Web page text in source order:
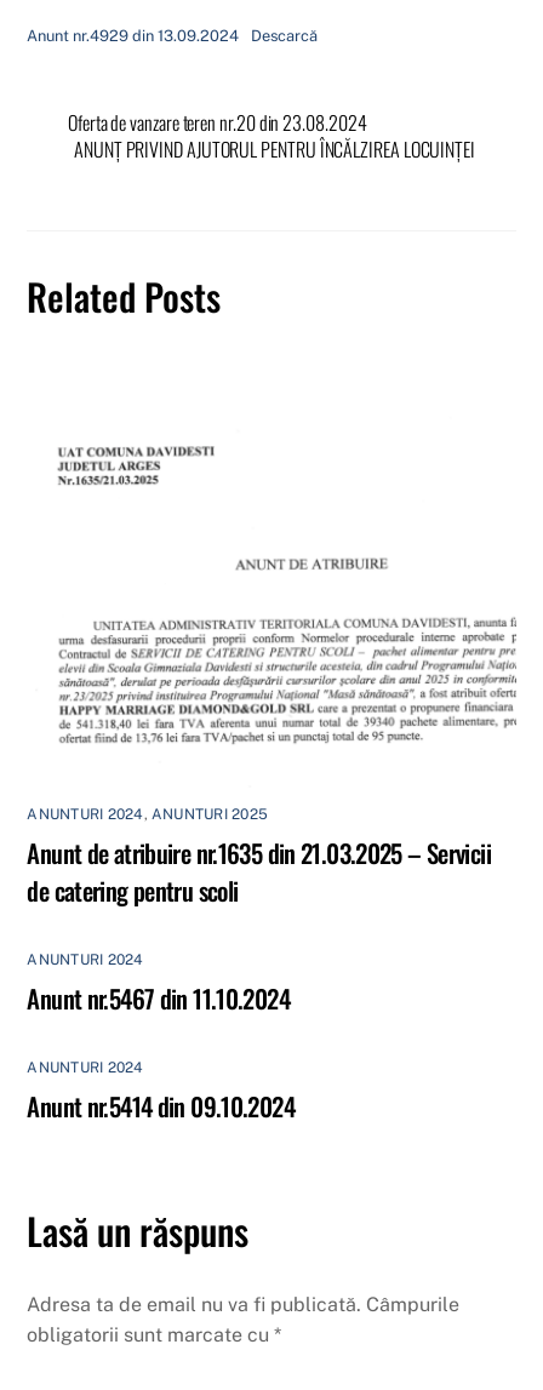
Anunt nr.4929 din 13.09.2024 Descarcă
Oferta de vanzare teren nr.20 din 23.08.2024
ANUNȚ PRIVIND AJUTORUL PENTRU ÎNCĂLZIREA LOCUINŢEI
Related Posts
ANUNTURI 2024,ANUNTURI 2025
Anunt de atribuire nr.1635 din 21.03.2025 – Servicii
de catering pentru scoli
ANUNTURI 2024
Anunt nr.5467 din 11.10.2024
ANUNTURI 2024
Anunt nr.5414 din 09.10.2024
Lasă un răspuns
Adresa ta de email nu va fi publicată. Câmpurile
obligatorii sunt marcate cu*